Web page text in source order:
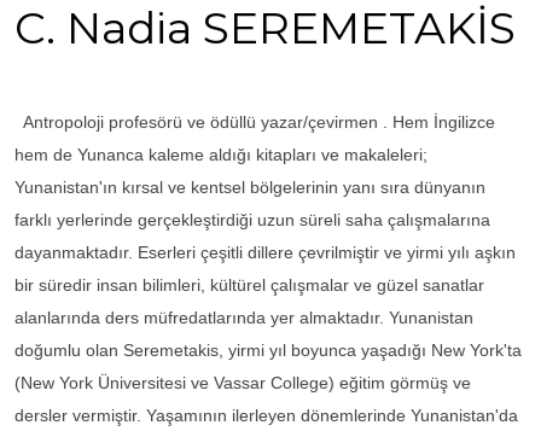
C. Nadia SEREMETAKİS
Antropoloji profesörü ve ödüllü yazar/çevirmen . Hem İngilizce
hem de Yunanca kaleme aldığı kitapları ve makaleleri;
Yunanistan'ın kırsal ve kentsel bölgelerinin yanı sıra dünyanın
farklı yerlerinde gerçekleştirdiği uzun süreli saha çalışmalarına
dayanmaktadır. Eserleri çeşitli dillere çevrilmiştir ve yirmi yılı aşkın
bir süredir insan bilimleri, kültürel çalışmalar ve güzel sanatlar
alanlarında ders müfredatlarında yer almaktadır. Yunanistan
doğumlu olan Seremetakis, yirmi yıl boyunca yaşadığı New York'ta
(New York Üniversitesi ve Vassar College) eğitim görmüş ve
dersler vermiştir. Yaşamının ilerleyen dönemlerinde Yunanistan'da